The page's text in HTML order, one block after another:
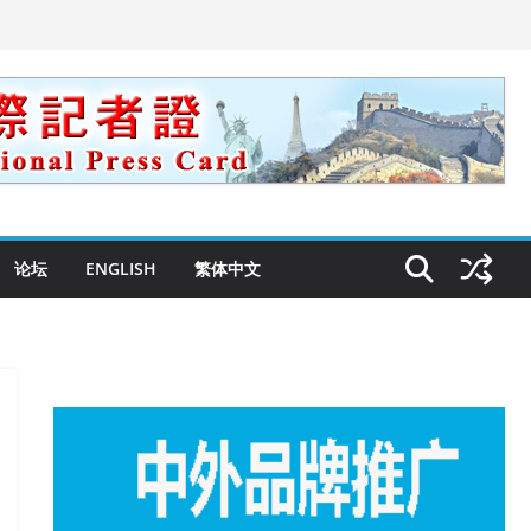
论坛 ENGLISH 繁体中文